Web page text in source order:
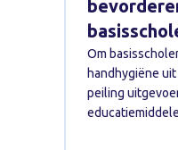
Om
handhygiëne
peiling